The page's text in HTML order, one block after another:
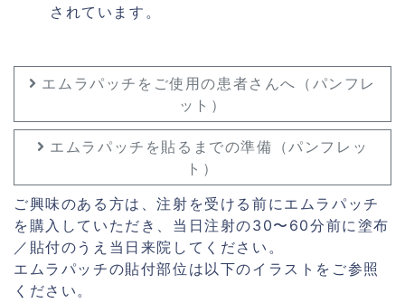
されています。
エムラパッチをご使用の患者さんへ（パンフレ
ット）
エムラパッチを貼るまでの準備（パンフレッ
ト）
ご興味のある方は、注射を受ける前にエムラパッチ
を購入していただき、当日注射の30〜60分前に塗布
／貼付のうえ当日来院してください。
エムラパッチの貼付部位は以下のイラストをご参照
ください。